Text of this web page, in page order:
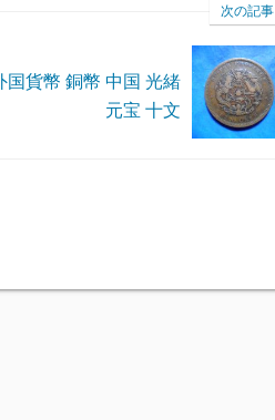
次の記事
貨幣 銅幣 中国 光緒
元宝 十文